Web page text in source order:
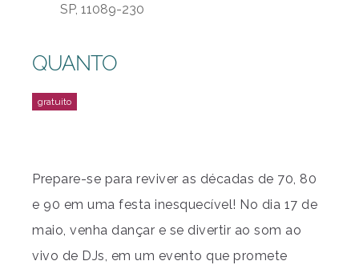
SP, 11089-230
QUANTO
Prepare-se para reviver as décadas de 70, 80
e 90 em uma festa inesquecível! No dia 17 de
maio, venha dançar e se divertir ao som ao
vivo de DJs, em um evento que promete